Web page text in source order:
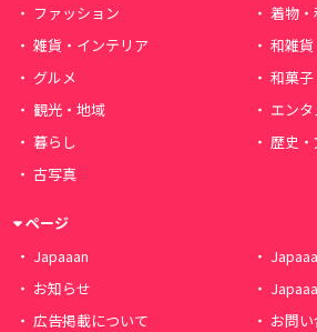
ファッション
着物
雑貨・インテリア
和雑貨
グルメ
和菓子
観光・地域
エンタ
暮らし
歴史
古写真
ページ
Japaaan
お知らせ
広告掲載について
お問